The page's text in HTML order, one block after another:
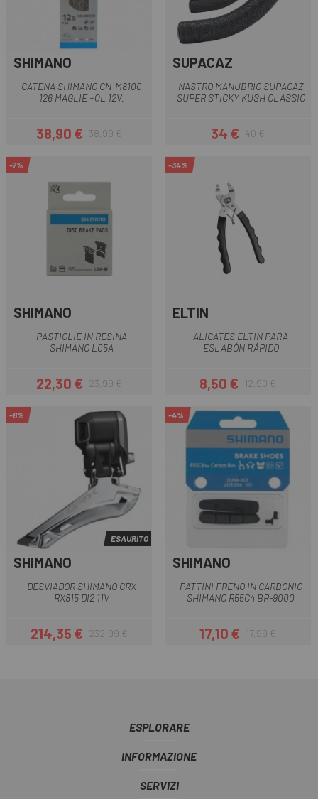
SHIMANO
CATENA SHIMANO CN-M8100
126 MAGLIE +QL 12V.
Prezzo
38,90 €Prezzo base
38,99 €
SUPACAZ
NASTRO MANUBRIO SUPACAZ
SUPER STICKY KUSH CLASSIC
Prezzo
34 €Prezzo base
40 €
-7%
SHIMANO
PASTIGLIE IN RESINA
SHIMANO L05A
Prezzo
22,30 €Prezzo base
23,99 €
-34%
ELTIN
ALICATES ELTIN PARA
ESLABÓN RÁPIDO
Prezzo
8,50 €Prezzo base
12,90 €
-8%
ESAURITO
SHIMANO
DESVIADOR SHIMANO GRX
RX815 DI2 11V
Prezzo
214,35 €Prezzo base
232,99 €
-4%
SHIMANO
PATTINI FRENO IN CARBONIO
SHIMANO R55C4 BR-9000
Prezzo
17,10 €Prezzo base
17,99 €
ESPLORARE
INFORMAZIONE
SERVIZI